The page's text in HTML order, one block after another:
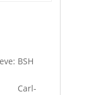
BSH
Carl-